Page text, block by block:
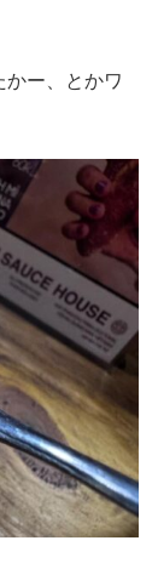
かー、とかワ